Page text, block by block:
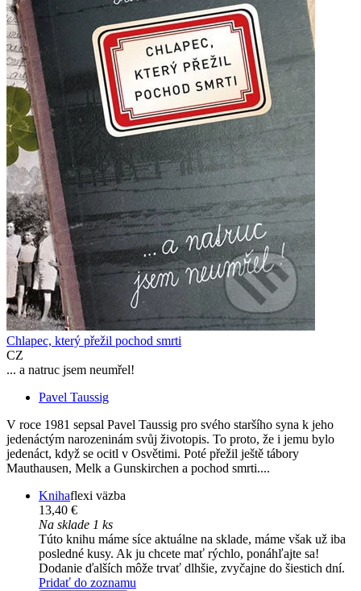
Chlapec, který přežil pochod smrti
CZ
... a natruc jsem neumřel!
Pavel Taussig
V roce 1981 sepsal Pavel Taussig pro svého staršího syna k jeho
jedenáctým narozeninám svůj životopis. To proto, že i jemu bylo
jedenáct, když se ocitl v Osvětimi. Poté přežil ještě tábory
Mauthausen, Melk a Gunskirchen a pochod smrti....
Knihaflexi väzba
13,40 €
Na sklade 1 ks
Túto knihu máme síce aktuálne na sklade, máme však už iba
posledné kusy. Ak ju chcete mať rýchlo, ponáhľajte sa!
Dodanie ďalších môže trvať dlhšie, zvyčajne do šiestich dní.
Pridať do zoznamu